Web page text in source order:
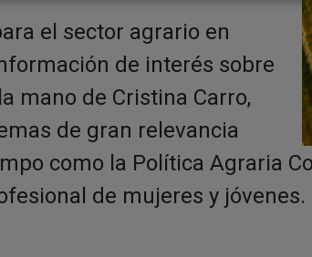
el sector agrario en
de interés sobre
mano de Cristina Carro,
de gran relevancia
como la Política Agraria
de mujeres y jóvenes.